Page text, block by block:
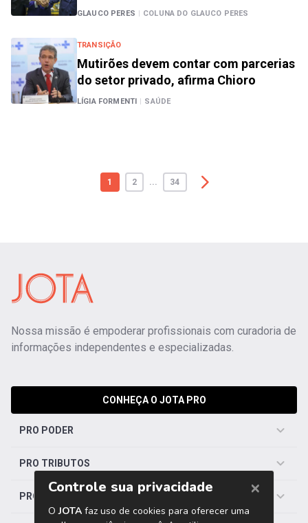
GLAUCO PERES | COLUNA DO GLAUCO PERES
TRANSIÇÃO
Mutirões devem contar com parcerias
do setor privado, afirma Chioro
LÍGIA FORMENTI | SAÚDE
1 2 ... 34
Nossa missão é empoderar profissionais com curadoria de
informações independentes e especializadas.
CONHEÇA O JOTA PRO
PRO PODER
PRO TRIBUTOS
PRO TRABALHISTA